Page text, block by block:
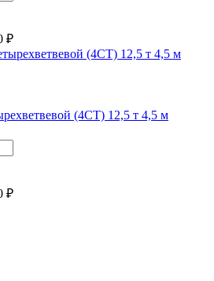
₽
(4СТ) 12,5 т 4,5 м
₽